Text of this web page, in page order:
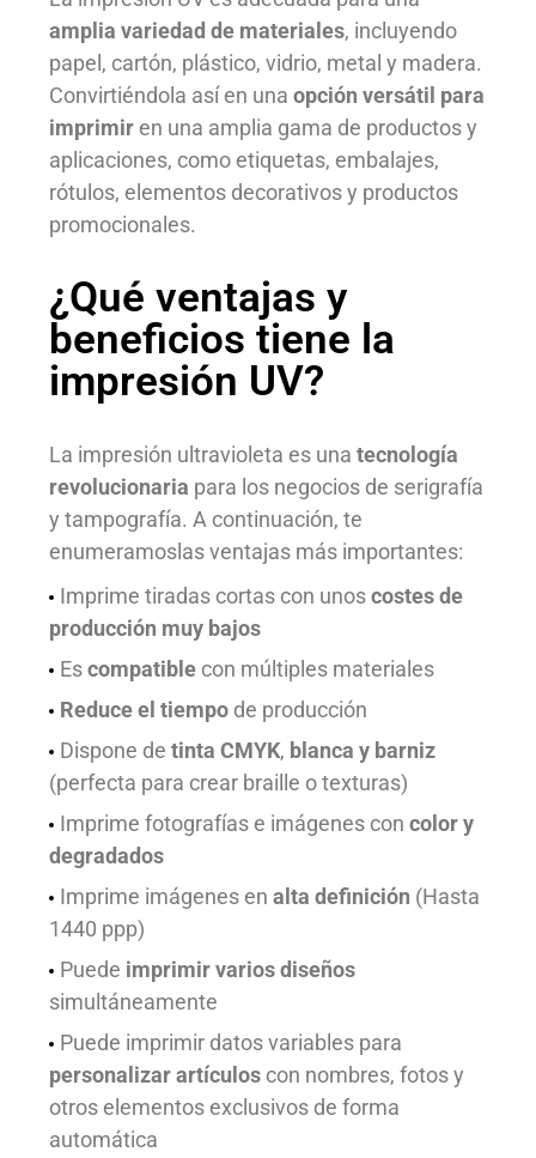
amplia variedad de materiales, incluyendo
papel, cartón, plástico, vidrio, metal y madera.
Convirtiéndola así en unaopción versátil para
imprimir en una amplia gama de productos y
aplicaciones, como etiquetas, embalajes,
rótulos, elementos decorativos y productos
promocionales.
¿Qué ventajas y
beneficios tiene la
impresión UV?
La impresión ultravioleta es unatecnología
revolucionaria para los negocios de serigrafía
y tampografía. A continuación, te
enumeramoslas ventajas más importantes:
Imprime tiradas cortas con unoscostes de
producción muy bajos
Escompatible con múltiples materiales
Reduce el tiempo de producción
Dispone detinta CMYK, blanca y barniz
(perfecta para crear braille o texturas)
Imprime fotografías e imágenes concolor y
degradados
Imprime imágenes enalta definición (Hasta
1440 ppp)
Puede imprimir varios diseños
simultáneamente
Puede imprimir datos variables para
personalizar artículos con nombres, fotos y
otros elementos exclusivos de forma
automática